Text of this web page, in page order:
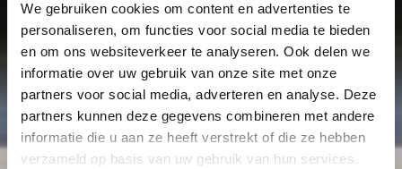
We gebruiken cookies om content en advertenties te
personaliseren, om functies voor social media te bieden
en om ons websiteverkeer te analyseren. Ook delen we
informatie over uw gebruik van onze site met onze
partners voor social media, adverteren en analyse. Deze
partners kunnen deze gegevens combineren met andere
informatie die u aan ze heeft verstrekt of die ze hebben
verzameld op basis van uw gebruik van hun services.